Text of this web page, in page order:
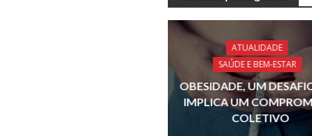
b
o
k
ATUALIDADE
SAÚDE E BEM-ESTAR
OBESIDADE, UM
IMPLICA UM
COLETIVO